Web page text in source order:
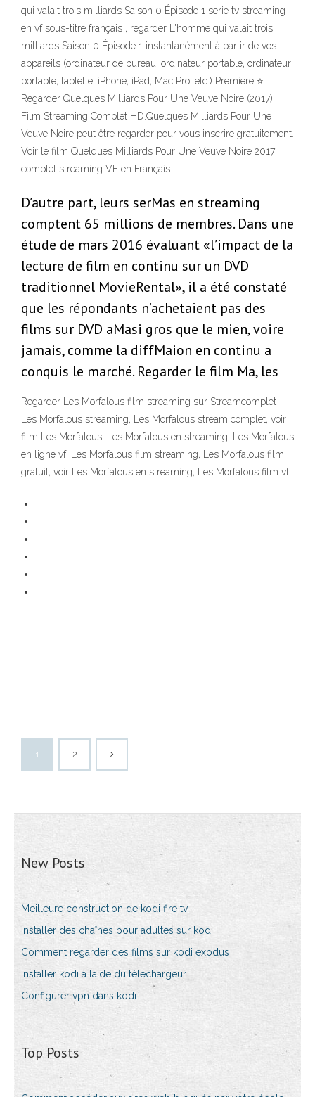
qui valait trois milliards Saison 0 Épisode 1 serie tv streaming
en vf sous-titre français , regarder L'homme qui valait trois
milliards Saison 0 Épisode 1 instantanément à partir de vos
appareils (ordinateur de bureau, ordinateur portable, ordinateur
portable, tablette, iPhone, iPad, Mac Pro, etc.) Premiere ⭐
Regarder Quelques Milliards Pour Une Veuve Noire (2017)
Film Streaming Complet HD.Quelques Milliards Pour Une
Veuve Noire peut être regarder pour vous inscrire gratuitement.
Voir le film Quelques Milliards Pour Une Veuve Noire 2017
complet streaming VF en Français.
D’autre part, leurs serMas en streaming
comptent 65 millions de membres. Dans une
étude de mars 2016 évaluant «l’impact de la
lecture de film en continu sur un DVD
traditionnel MovieRental», il a été constaté
que les répondants n’achetaient pas des
films sur DVD aMasi gros que le mien, voire
jamais, comme la diffMaion en continu a
conquis le marché. Regarder le film Ma, les
Regarder Les Morfalous film streaming sur Streamcomplet
Les Morfalous streaming, Les Morfalous stream complet, voir
film Les Morfalous, Les Morfalous en streaming, Les Morfalous
en ligne vf, Les Morfalous film streaming, Les Morfalous film
gratuit, voir Les Morfalous en streaming, Les Morfalous film vf
1 2
New Posts
Meilleure construction de kodi fire tv
Installer des chaînes pour adultes sur kodi
Comment regarder des films sur kodi exodus
Installer kodi à laide du téléchargeur
Configurer vpn dans kodi
Top Posts